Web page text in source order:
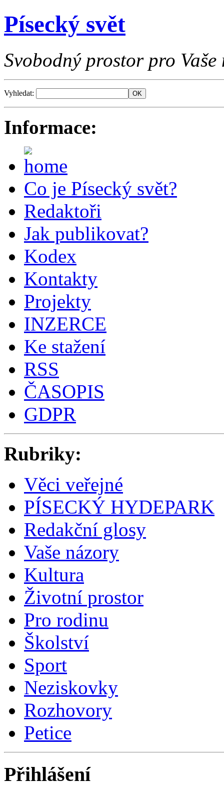
Písecký svět
Svobodný prostor pro Vaše
Vyhledat:
Informace:
Co je Písecký svět?
Redaktoři
Jak publikovat?
Kodex
Kontakty
Projekty
INZERCE
Ke stažení
RSS
ČASOPIS
GDPR
Rubriky:
Věci veřejné
PÍSECKÝ HYDEPARK
Redakční glosy
Vaše názory
Kultura
Životní prostor
Pro rodinu
Školství
Sport
Neziskovky
Rozhovory
Petice
Přihlášení